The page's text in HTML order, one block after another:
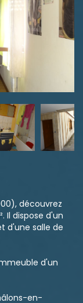
découvrez
Il dispose d'un
d'une salle de
d'un
en-